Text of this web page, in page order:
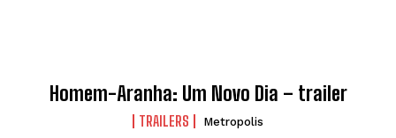
Homem-Aranha: Um Novo Dia – trailer
TRAILERS Metropolis